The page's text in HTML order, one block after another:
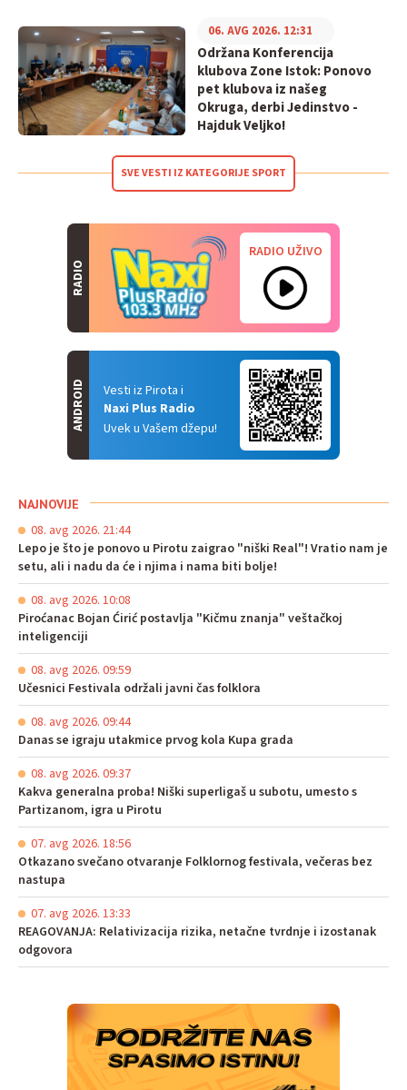
Održana Konferencija
klubova Zone Istok: Ponovo
pet klubova iz našeg
Okruga, derbi Jedinstvo -
Hajduk Veljko!
06. AVG 2026. 12:31
SVE VESTI IZ KATEGORIJE SPORT
RADIO
RADIO UŽIVO
Vesti iz Pirota i
Naxi Plus Radio
Uvek u Vašem džepu!
ANDROID
NAJNOVIJE
08. avg 2026. 21:44
Lepo je što je ponovo u Pirotu zaigrao "niški Real"! Vratio nam je
setu, ali i nadu da će i njima i nama biti bolje!
08. avg 2026. 10:08
Piroćanac Bojan Ćirić postavlja "Kičmu znanja" veštačkoj
inteligenciji
08. avg 2026. 09:59
Učesnici Festivala održali javni čas folklora
08. avg 2026. 09:44
Danas se igraju utakmice prvog kola Kupa grada
08. avg 2026. 09:37
Kakva generalna proba! Niški superligaš u subotu, umesto s
Partizanom, igra u Pirotu
07. avg 2026. 18:56
Otkazano svečano otvaranje Folklornog festivala, večeras bez
nastupa
07. avg 2026. 13:33
REAGOVANJA: Relativizacija rizika, netačne tvrdnje i izostanak
odgovora